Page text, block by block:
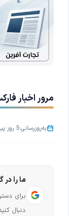
مرور اخبار
به‌روزرسانی:5 روز پیش
ما را در
برای
دنبال